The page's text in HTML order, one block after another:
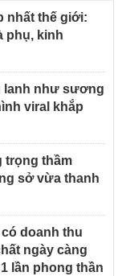
nhất thế giới:
phụ, kinh
lanh như sương
viral khắp
trọng thầm
sở vừa thanh
doanh thu
ngày càng
lần phong thần